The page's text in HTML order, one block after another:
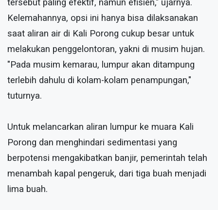
tersebut paling efektif, namun efisien," ujarnya.
Kelemahannya, opsi ini hanya bisa dilaksanakan
saat aliran air di Kali Porong cukup besar untuk
melakukan penggelontoran, yakni di musim hujan.
"Pada musim kemarau, lumpur akan ditampung
terlebih dahulu di kolam-kolam penampungan,"
tuturnya.
Untuk melancarkan aliran lumpur ke muara Kali
Porong dan menghindari sedimentasi yang
berpotensi mengakibatkan banjir, pemerintah telah
menambah kapal pengeruk, dari tiga buah menjadi
lima buah.